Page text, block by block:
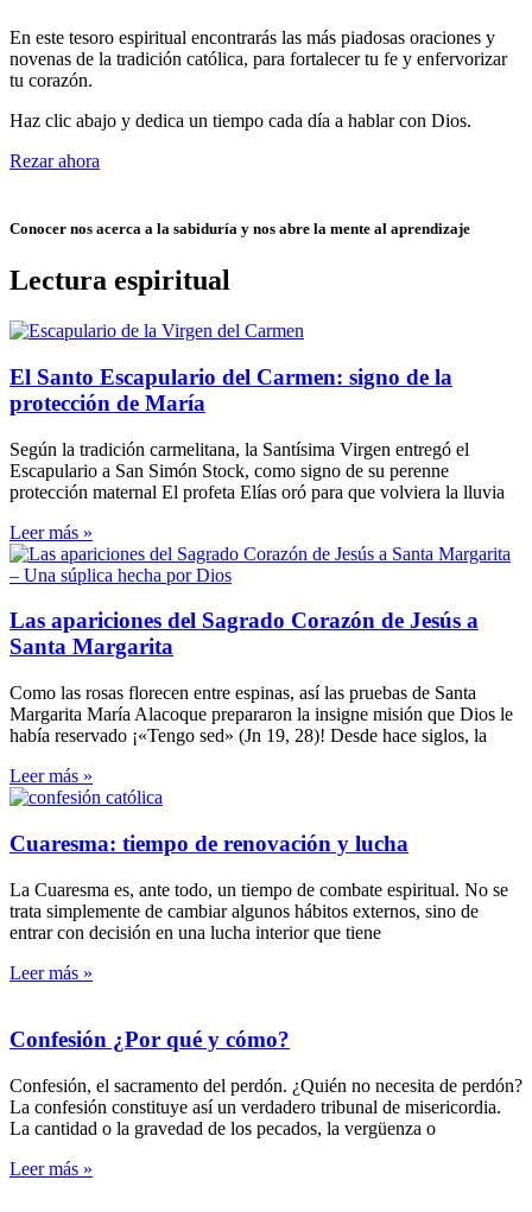
En este tesoro espiritual encontrarás las más piadosas oraciones y
novenas de la tradición católica, para fortalecer tu fe y enfervorizar
tu corazón.
Haz clic abajo y dedica un tiempo cada día a hablar con Dios.
Rezar ahora
Conocer nos acerca a la sabiduría y nos abre la mente al aprendizaje
Lectura espiritual
El Santo Escapulario del Carmen: signo de la
protección de María
Según la tradición carmelitana, la Santísima Virgen entregó el
Escapulario a San Simón Stock, como signo de su perenne
protección maternal El profeta Elías oró para que volviera la lluvia
Leer más »
Las apariciones del Sagrado Corazón de Jesús a
Santa Margarita
Como las rosas florecen entre espinas, así las pruebas de Santa
Margarita María Alacoque prepararon la insigne misión que Dios le
había reservado ¡«Tengo sed» (Jn 19, 28)! Desde hace siglos, la
Leer más »
Cuaresma: tiempo de renovación y lucha
La Cuaresma es, ante todo, un tiempo de combate espiritual. No se
trata simplemente de cambiar algunos hábitos externos, sino de
entrar con decisión en una lucha interior que tiene
Leer más »
Confesión ¿Por qué y cómo?
Confesión, el sacramento del perdón. ¿Quién no necesita de perdón?
La confesión constituye así un verdadero tribunal de misericordia.
La cantidad o la gravedad de los pecados, la vergüenza o
Leer más »